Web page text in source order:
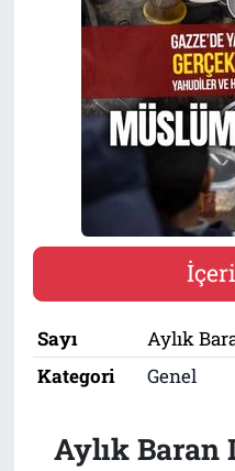
Sayı
Aylık
Kategori
Genel
Aylık Baran
Künye